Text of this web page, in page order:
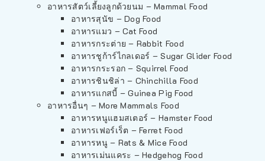
อาหารสัตว์เลี้ยงลูกด้วยนม – Mammal Food
อาหารสุนัข – Dog Food
อาหารแมว – Cat Food
อาหารกระต่าย – Rabbit Food
อาหารชูก้าร์ไกลเดอร์ – Sugar Glider Food
อาหารกระรอก – Squirrel Food
อาหารชินชิล่า – Chinchilla Food
อาหารแกสบี้ – Guinea Pig Food
อาหารอื่นๆ – More Mammals Food
อาหารหนูแฮมสเตอร์ – Hamster Food
อาหารเฟอร์เร็ต – Ferret Food
อาหารหนู – Rats & Mice Food
อาหารเม่นแคระ – Hedgehog Food